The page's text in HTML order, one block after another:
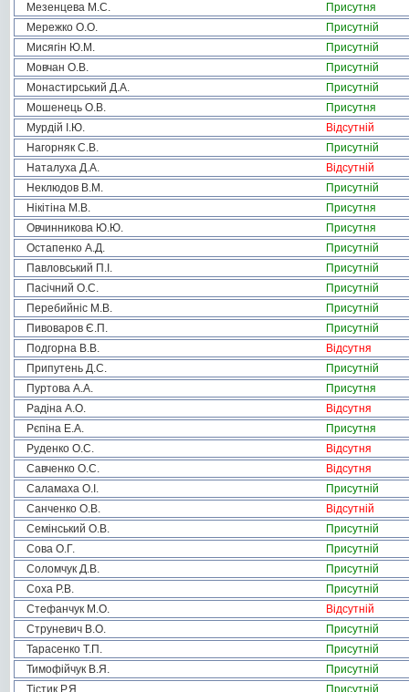
Мезенцева М.С.
Присутня
Мережко О.О.
Присутній
Мисягін Ю.М.
Присутній
Мовчан О.В.
Присутній
Монастирський Д.А.
Присутній
Мошенець О.В.
Присутня
Мурдій І.Ю.
Відсутній
Нагорняк С.В.
Присутній
Наталуха Д.А.
Відсутній
Неклюдов В.М.
Присутній
Нікітіна М.В.
Присутня
Овчинникова Ю.Ю.
Присутня
Остапенко А.Д.
Присутній
Павловський П.І.
Присутній
Пасічний О.С.
Присутній
Перебийніс М.В.
Присутній
Пивоваров Є.П.
Присутній
Подгорна В.В.
Відсутня
Припутень Д.С.
Присутній
Пуртова А.А.
Присутня
Радіна А.О.
Відсутня
Рєпіна Е.А.
Присутня
Руденко О.С.
Відсутня
Савченко О.С.
Відсутня
Саламаха О.І.
Присутній
Санченко О.В.
Відсутній
Семінський О.В.
Присутній
Сова О.Г.
Присутній
Соломчук Д.В.
Присутній
Соха Р.В.
Присутній
Стефанчук М.О.
Відсутній
Струневич В.О.
Присутній
Тарасенко Т.П.
Присутній
Тимофійчук В.Я.
Присутній
Тістик Р.Я.
Присутній